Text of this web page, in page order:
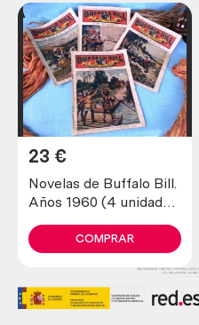
Novelas de Buffalo Bill.
Años 1960 (4 unidades
23 €
COMPRAR